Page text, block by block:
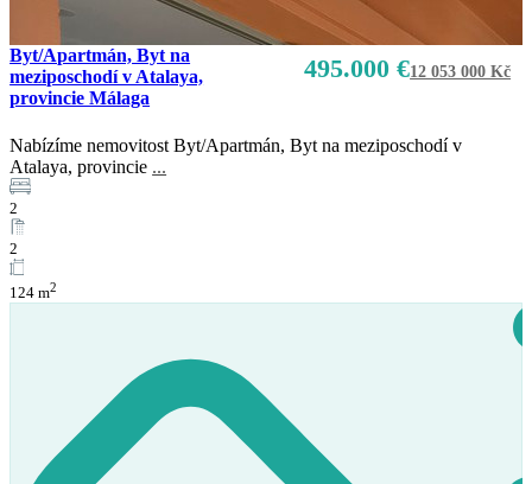
Prodej
K dispozici
495.000 €12 053 000 Kč
Byt/Apartmán, Byt na
meziposchodí v Atalaya,
provincie Málaga
Nabízíme nemovitost Byt/Apartmán, Byt na meziposchodí v
Atalaya, provincie ...
2
2
124 m2